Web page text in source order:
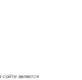
является